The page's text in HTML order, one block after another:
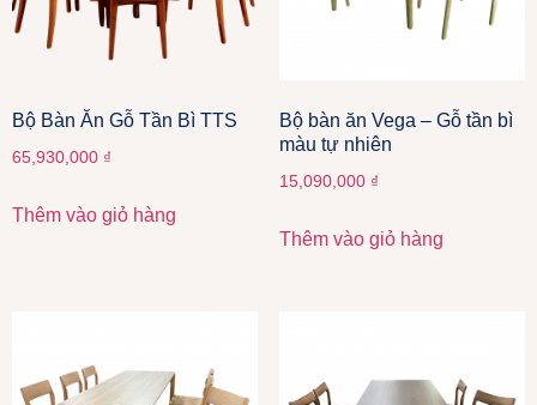
Bộ Bàn Ăn Gỗ Tần Bì TTS
65,930,000 ₫
Thêm vào giỏ hàng
Bộ bàn ăn Vega – Gỗ tần bì
màu tự nhiên
15,090,000 ₫
Thêm vào giỏ hàng